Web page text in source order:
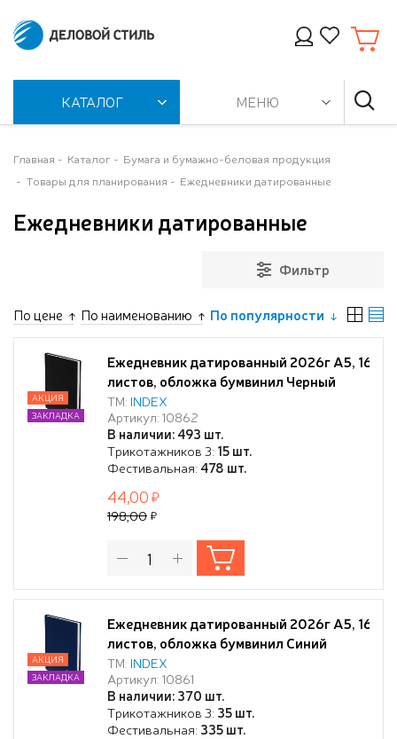
КАТАЛОГ МЕНЮ
Главная Каталог
Бумага и бумажно-беловая продукция
Товары для планирования
Ежедневники датированные
Ежедневники датированные
Фильтр
По цене По наименованию По популярности
Ежедневник датированный 2026г А5, 168
листов, обложка бумвинил Черный
ТМ: INDEX
Артикул: 10862
В наличии: 493 шт.
Трикотажников 3: 15 шт.
Фестивальная: 478 шт.
АКЦИЯ
ЗАКЛАДКА
44,00
198,00
Ежедневник датированный 2026г А5, 168
листов, обложка бумвинил Синий
ТМ: INDEX
Артикул: 10861
В наличии: 370 шт.
Трикотажников 3: 35 шт.
Фестивальная: 335 шт.
АКЦИЯ
ЗАКЛАДКА